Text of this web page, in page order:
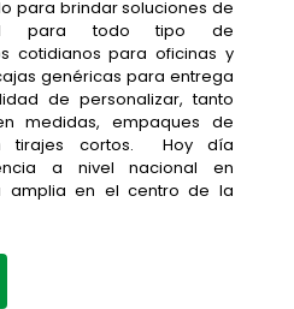
para brindar soluciones de
para todo tipo de
cotidianos para oficinas y
genéricas para entrega
de personalizar, tanto
medidas, empaques de
tirajes cortos. Hoy día
a nivel nacional en
amplia en el centro de la